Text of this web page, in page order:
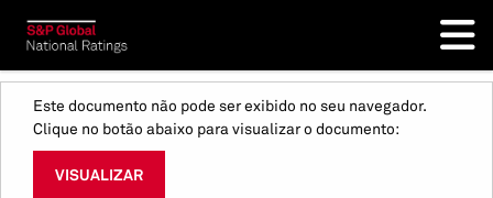
Este documento não pode ser exibido no seu navegador.
Clique no botão abaixo para visualizar o documento:
VISUALIZAR